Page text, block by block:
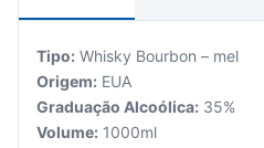
Tipo: Whisky Bourbon – mel
Origem: EUA
Graduação Alcoólica: 35%
Volume: 1000ml